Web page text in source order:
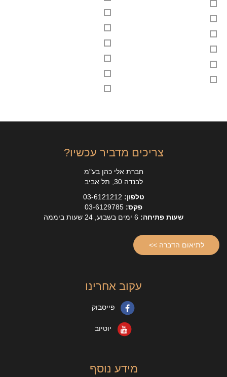
צריכים מדביר עכשיו?
חברת אלי כהן בע"מ
לבנדה 30, תל אביב
טלפון:
פקס:
שעות פתיחה:
לתיאום הדברה >>
עקוב אחרינו
פייסבוק
יוטיוב
מידע נוסף